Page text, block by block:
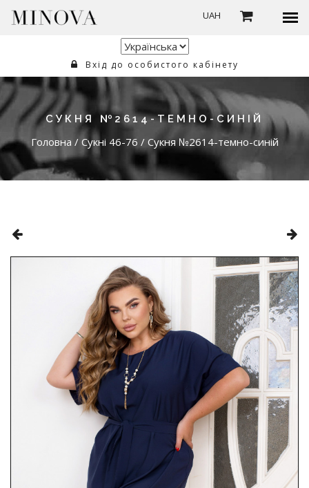
UAH
Вхід до особистого кабінету
СУКНЯ №2614-ТЕМНО-СИНІЙ
Головна / Сукні 46-76 / Сукня №2614-темно-синій